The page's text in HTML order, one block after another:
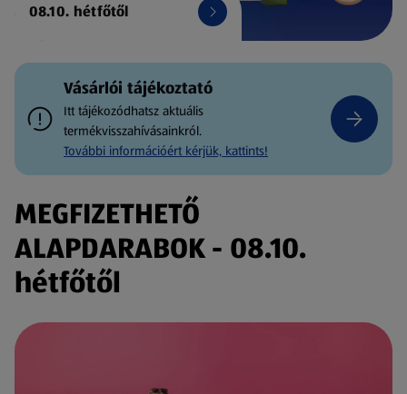
08.10. hétfőtől
Vásárlói tájékoztató
Itt tájékozódhatsz aktuális
termékvisszahívásainkról.
További információért kérjük, kattints!
MEGFIZETHETŐ
ALAPDARABOK - 08.10.
hétfőtől